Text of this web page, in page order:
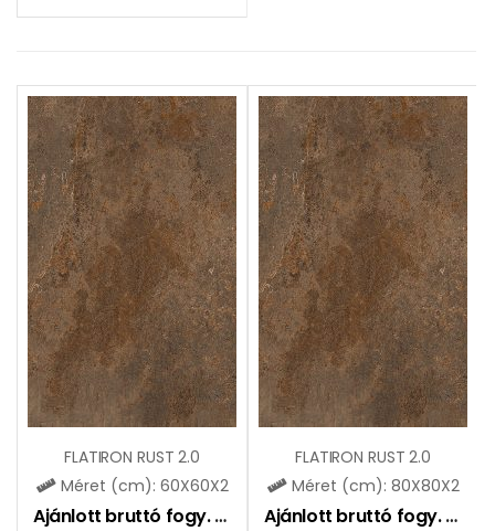
FLATIRON RUST 2.0
Méret (cm): 60X60X2
Ajánlott bruttó fogy. ár: 16990Ft
FLATIRON RUST 2.0
Méret (cm): 80X80X2
Ajánlott bruttó fogy. ár: